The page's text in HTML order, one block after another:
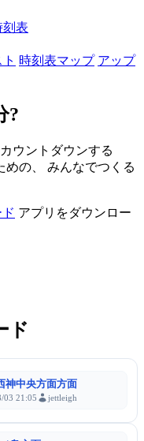
表
時刻表マップ アップ
?
ウントダウンする
めの、 みんなでつくる
アプリをダウンロー
ド
神中央方面方面
03 21:05 jettleigh